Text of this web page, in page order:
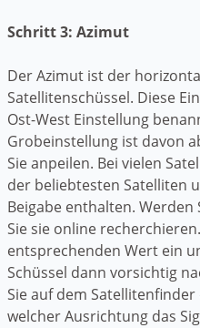
Schritt 3: Azimut
Der Azimut ist der
Satellitenschüssel. Diese
Ost-West Einstellung
Grobeinstellung ist davon
Sie anpeilen. Bei vielen
der beliebtesten Satelliten
Beigabe enthalten.
Sie sie online
entsprechenden Wert ein
Schüssel dann vorsichtig
Sie auf dem
welcher Ausrichtung das